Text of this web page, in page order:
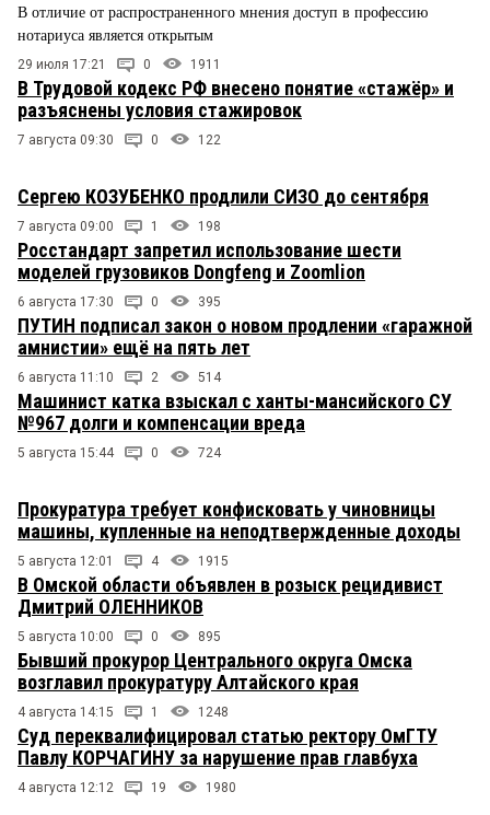
В отличие от распространенного мнения доступ в профессию
нотариуса является открытым
29 июля 17:21 0 1911
В Трудовой кодекс РФ внесено понятие «стажёр» и
разъяснены условия стажировок
7 августа 09:30 0 122
Сергею КОЗУБЕНКО продлили СИЗО до сентября
7 августа 09:00 1 198
Росстандарт запретил использование шести
моделей грузовиков Dongfeng и Zoomlion
6 августа 17:30 0 395
ПУТИН подписал закон о новом продлении «гаражной
амнистии» ещё на пять лет
6 августа 11:10 2 514
Машинист катка взыскал с ханты-мансийского СУ
№967 долги и компенсации вреда
5 августа 15:44 0 724
Прокуратура требует конфисковать у чиновницы
машины, купленные на неподтвержденные доходы
5 августа 12:01 4 1915
В Омской области объявлен в розыск рецидивист
Дмитрий ОЛЕННИКОВ
5 августа 10:00 0 895
Бывший прокурор Центрального округа Омска
возглавил прокуратуру Алтайского края
4 августа 14:15 1 1248
Суд переквалифицировал статью ректору ОмГТУ
Павлу КОРЧАГИНУ за нарушение прав главбуха
4 августа 12:12 19 1980